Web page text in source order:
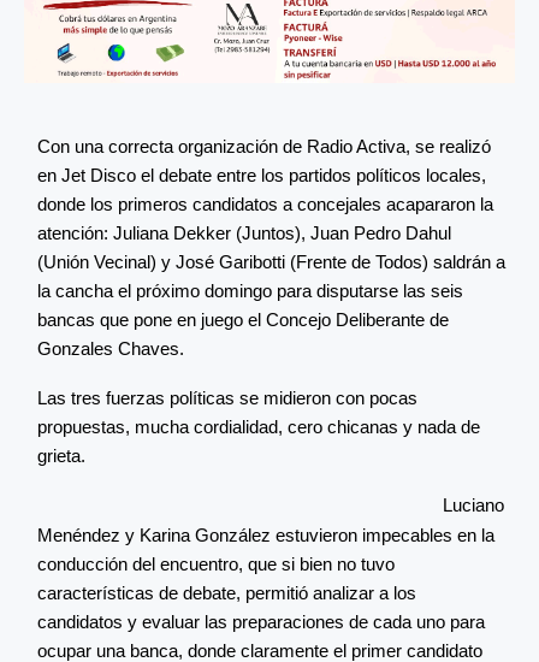
Con una correcta organización de Radio Activa, se realizó
en Jet Disco el debate entre los partidos políticos locales,
donde los primeros candidatos a concejales acapararon la
atención: Juliana Dekker (Juntos), Juan Pedro Dahul
(Unión Vecinal) y José Garibotti (Frente de Todos) saldrán a
la cancha el próximo domingo para disputarse las seis
bancas que pone en juego el Concejo Deliberante de
Gonzales Chaves.
Las tres fuerzas políticas se midieron con pocas
propuestas, mucha cordialidad, cero chicanas y nada de
grieta.
Luciano
Menéndez y Karina González estuvieron impecables en la
conducción del encuentro, que si bien no tuvo
características de debate, permitió analizar a los
candidatos y evaluar las preparaciones de cada uno para
ocupar una banca, donde claramente el primer candidato